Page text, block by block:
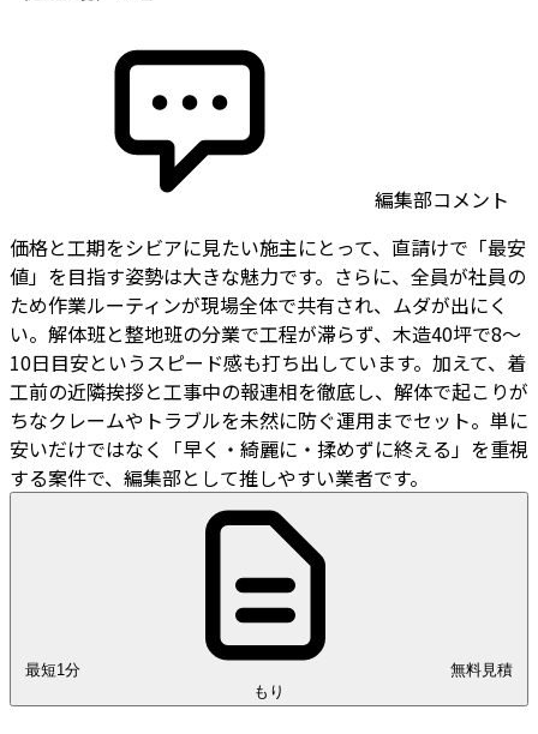
編集部コメント
価格と工期をシビアに見たい施主にとって、直請けで「最安
値」を目指す姿勢は大きな魅力です。さらに、全員が社員の
ため作業ルーティンが現場全体で共有され、ムダが出にく
い。解体班と整地班の分業で工程が滞らず、木造40坪で8〜
10日目安というスピード感も打ち出しています。加えて、着
工前の近隣挨拶と工事中の報連相を徹底し、解体で起こりが
ちなクレームやトラブルを未然に防ぐ運用までセット。単に
安いだけではなく「早く・綺麗に・揉めずに終える」を重視
する案件で、編集部として推しやすい業者です。
最短1分
もり